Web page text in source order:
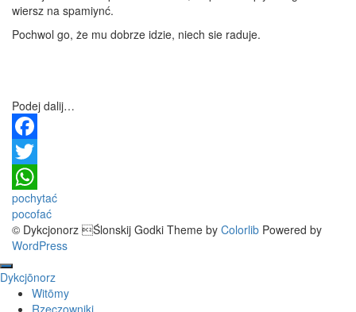
wiersz na spamiynć.
Pochwol go, że mu dobrze idzie, niech sie raduje.
Podej dalij…
Facebook
Twitter
WhatsApp
Post
navigation
pochytać
pocofać
© Dykcjonorz Ślonskij Godki Theme by Colorlib Powered by
WordPress
Dykcjōnorz
Witōmy
Rzeczowniki